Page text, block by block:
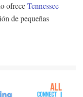
ofreceTennessee
de pequeñas